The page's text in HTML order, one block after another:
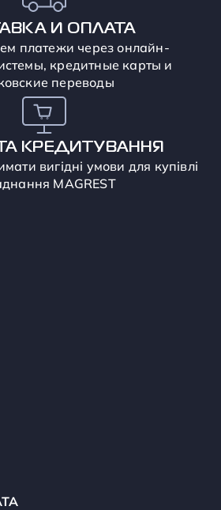
И ОПЛАТА
платежи через онлайн-
кредитные карты и
переводы
КРЕДИТУВАННЯ
вигідні умови для купівлі
MAGREST